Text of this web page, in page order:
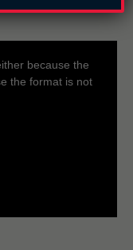
because the
the format is not